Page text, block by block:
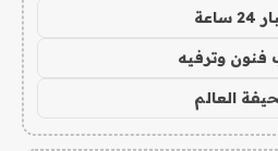
ساعة
فنون وترفيه
العالم